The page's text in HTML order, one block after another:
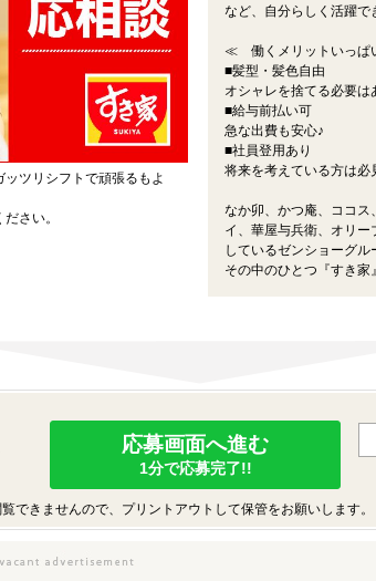
ツリシフトで頑張るもよ
さい。
など、自分らしく活躍で
≪ 働くメリットいっ
■髪型・髪色自由
オシャレを捨てる必要は
■給与前払い可
急な出費も安心♪
■社員登用あり
将来を考えている方は必
なか卯、かつ庵、ココス
イ、華屋与兵衛、オリ
しているゼンショーグル
その中のひとつ『すき家
応募画面へ進む
1分で応募完了!!
できませんので、プリントアウトして保管をお願いします。